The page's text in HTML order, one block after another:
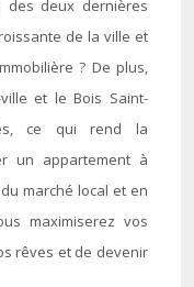
des deux dernières
de la ville et
? De plus,
et le Bois Saint-
ce qui rend la
un appartement à
marché local et en
maximiserez vos
rêves et de devenir